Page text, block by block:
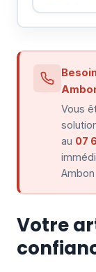
Vous
au 07
Ambon
Votre